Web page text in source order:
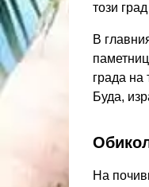
този
В
града на
Буда,
На